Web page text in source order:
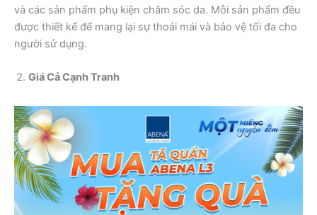
và các sản phẩm phụ kiện chăm sóc da. Mỗi sản phẩm đều
được thiết kế để mang lại sự thoải mái và bảo vệ tối đa cho
người sử dụng.
Giá Cả Cạnh Tranh